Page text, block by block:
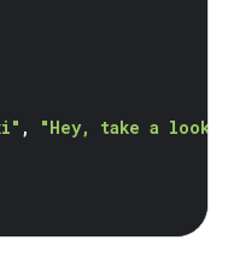
,
"Hey, take a look